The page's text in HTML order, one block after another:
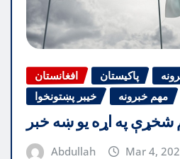
افغانستان پاکیستان
خیبر پښتونخوا
مهم خبرونه
شخړې په اړه یو ښه خبر
Abdullah Mar 4,